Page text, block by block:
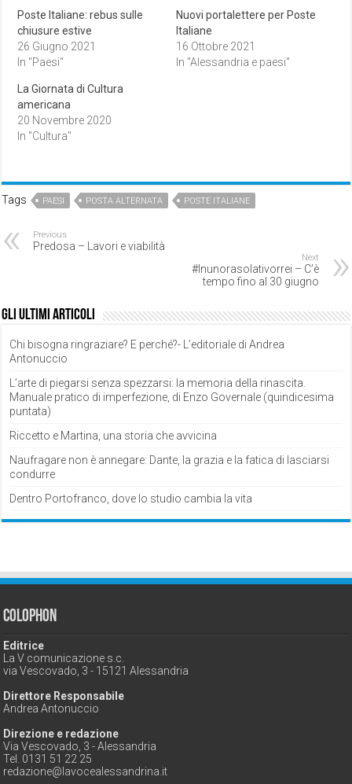
Poste Italiane: rebus sulle
chiusure estive
26 Giugno 2021
In "Paesi"
Nuovi portalettere per Poste
Italiane
16 Ottobre 2021
In "Alessandria e paesi"
La Giornata di Cultura
americana
20 Novembre 2020
In "Cultura"
Tags PAESI POSTA ALTERNATA POSTE ITALIANE
Previous
Predosa – Lavori e viabilità
Next
#Inunorasolativorrei – C’è
tempo fino al 30 giugno
Gli ultimi articoli
Chi bisogna ringraziare? E perché?- L’editoriale di Andrea
Antonuccio
L’arte di piegarsi senza spezzarsi: la memoria della rinascita.
Manuale pratico di imperfezione, di Enzo Governale (quindicesima
puntata)
Riccetto e Martina, una storia che avvicina
Naufragare non è annegare: Dante, la grazia e la fatica di lasciarsi
condurre
Dentro Portofranco, dove lo studio cambia la vita
Colophon
Editrice
La V comunicazione s.c.
via Vescovado, 3 - 15121 Alessandria
Direttore Responsabile
Andrea Antonuccio
Direzione e redazione
Via Vescovado, 3 - Alessandria
Tel. 0131 51 22 25
redazione@lavocealessandrina.it